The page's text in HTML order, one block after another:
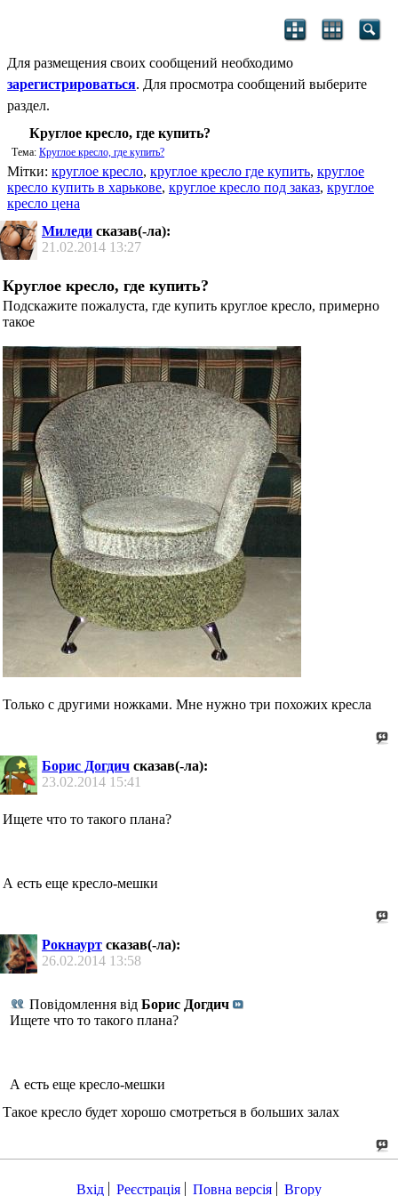
Для размещения своих сообщений необходимо
зарегистрироваться. Для просмотра сообщений выберите
раздел.
Круглое кресло, где купить?
Тема: Круглое кресло, где купить?
Мітки: круглое кресло, круглое кресло где купить, круглое
кресло купить в харькове, круглое кресло под заказ, круглое
кресло цена
Миледи сказав(-ла):
21.02.2014 13:27
Круглое кресло, где купить?
Подскажите пожалуста, где купить круглое кресло, примерно
такое
Только с другими ножками. Мне нужно три похожих кресла
Борис Догдич сказав(-ла):
23.02.2014 15:41
Ищете что то такого плана?
А есть еще кресло-мешки
Рокнаурт сказав(-ла):
26.02.2014 13:58
Повідомлення від Борис Догдич
Ищете что то такого плана?
А есть еще кресло-мешки
Такое кресло будет хорошо смотреться в больших залах
Вхід Реєстрація Повна версія Вгору